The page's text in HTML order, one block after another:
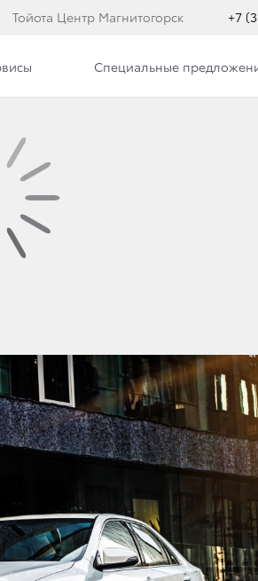
Тойота Центр Магнитогорск +7
Специальные
УСЛОВИЯ